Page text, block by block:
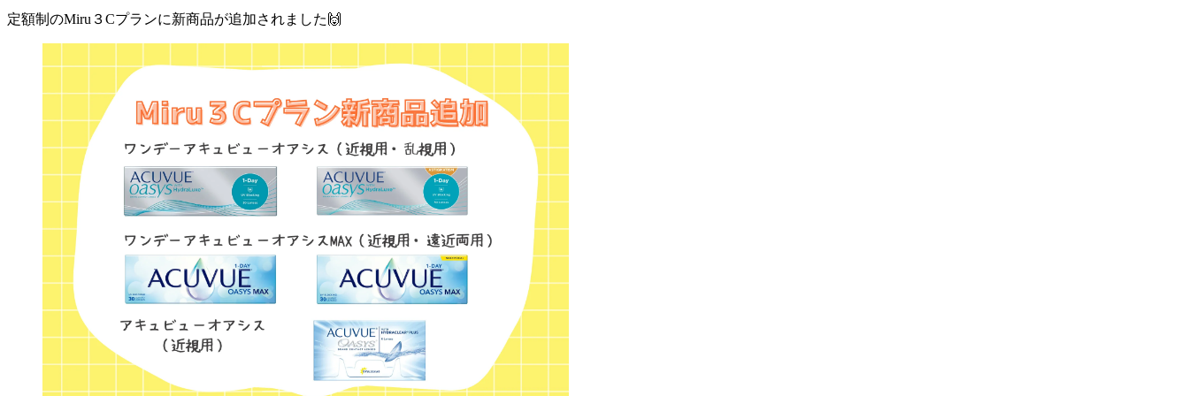
定額制のMiru３Cプランに新商品が追加されました🙌